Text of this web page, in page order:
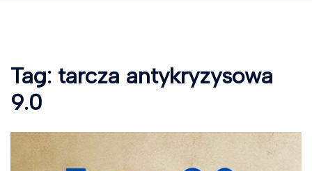
Tag: tarcza antykryzysowa
9.0